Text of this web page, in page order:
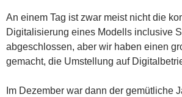
An einem Tag ist zwar meist nicht die
Digitalisierung eines Modells inclusive
abgeschlossen, aber wir haben einen
gemacht, die Umstellung auf
Im Dezember war dann der gemütliche